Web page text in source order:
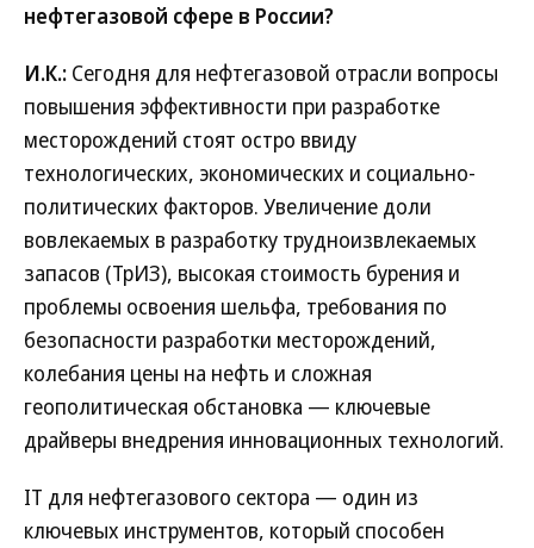
нефтегазовой сфере в России?
И.К.: Сегодня для нефтегазовой отрасли вопросы
повышения эффективности при разработке
месторождений стоят остро ввиду
технологических, экономических и социально-
политических факторов. Увеличение доли
вовлекаемых в разработку трудноизвлекаемых
запасов (ТрИЗ), высокая стоимость бурения и
проблемы освоения шельфа, требования по
безопасности разработки месторождений,
колебания цены на нефть и сложная
геополитическая обстановка — ключевые
драйверы внедрения инновационных технологий.
IT для нефтегазового сектора — один из
ключевых инструментов, который способен